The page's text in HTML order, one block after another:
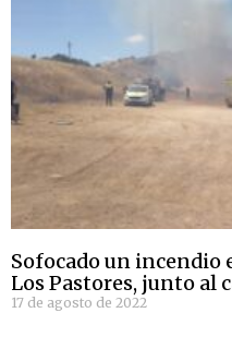
Sofocado un incendio
Los Pastores, junto al
17 de agosto de 2022